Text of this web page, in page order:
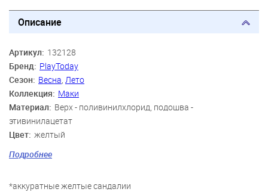
Описание
Артикул: 132128
Бренд: PlayToday
Сезон: Весна Лето
Коллекция: Маки
Материал: Верх - поливинилхлорид, подошва -
этивинилацетат
Цвет: желтый
Пол: Девочки
Подробнее
*аккуратные желтые сандалии